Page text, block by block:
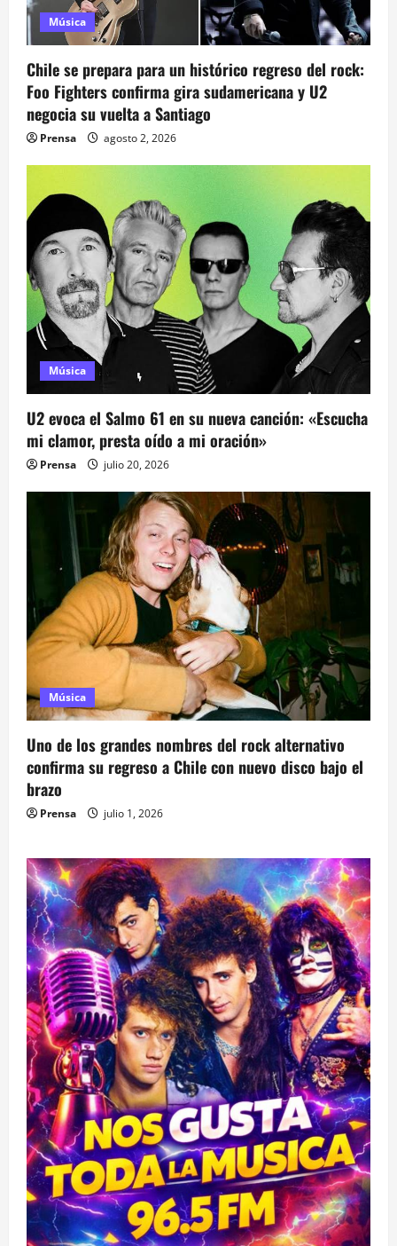
e
e
n
t
r
a
d
a
s
Música
Chile se prepara para un histórico regreso del rock:
Foo Fighters confirma gira sudamericana y U2
negocia su vuelta a Santiago
Prensa agosto 2, 2026
Música
U2 evoca el Salmo 61 en su nueva canción: «Escucha
mi clamor, presta oído a mi oración»
Prensa julio 20, 2026
Música
Uno de los grandes nombres del rock alternativo
confirma su regreso a Chile con nuevo disco bajo el
brazo
Prensa julio 1, 2026